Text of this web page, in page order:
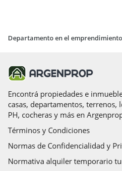
Departamento en el
Encontrá propiedades e
casas, departamentos, terrenos,
PH, cocheras y más en
Términos y Condiciones
Normas de Confidencialidad y
Normativa alquiler temporario